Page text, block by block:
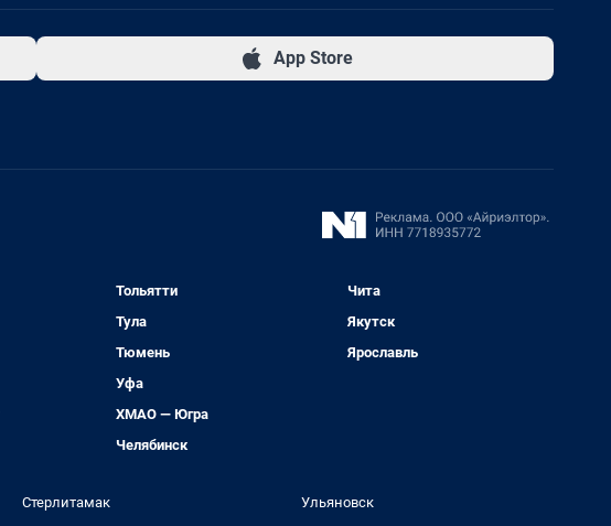
App Store
Тольятти
Тула
Тюмень
Уфа
ХМАО — Югра
Челябинск
Чита
Якутск
Ярославль
Стерлитамак
Ульяновск